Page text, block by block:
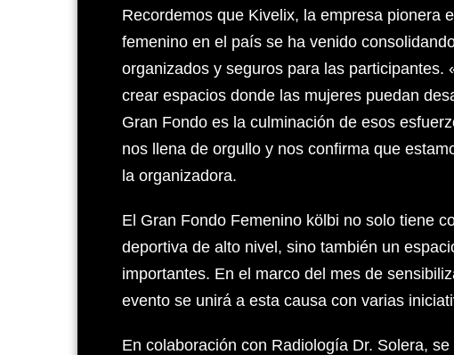
Recordemos que Kivelix, la empresa pionera
femenino en el país se ha venido
organizados y seguros para las participantes.
crear espacios donde las mujeres puedan
Gran Fondo es la culminación de esos
nos llena de orgullo y nos confirma que
la organizadora.
El Gran Fondo Femenino kölbi no solo tiene
deportiva de alto nivel, sino también un
importantes. En el marco del mes de
evento se unirá a esta causa con varias
En colaboración con Radiología Dr. Solera,